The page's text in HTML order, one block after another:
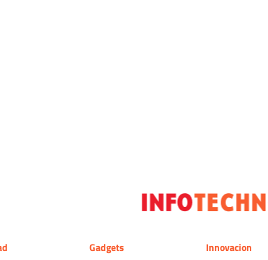
Gadgets Innovacion